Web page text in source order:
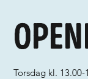
Torsdag kl. 13.00-